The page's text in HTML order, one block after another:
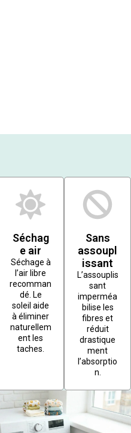
Séchag
e air
Séchage à
l’air libre
recomman
dé. Le
soleil aide
à éliminer
naturellem
ent les
taches.
Sans
assoupl
issant
L’assouplis
sant
imperméa
bilise les
fibres et
réduit
drastique
ment
l’absorptio
n.